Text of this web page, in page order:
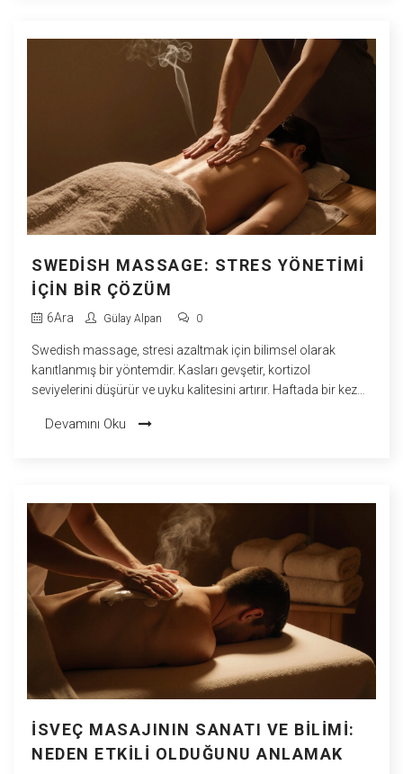
SWEDISH MASSAGE: STRES YÖNETIMI
İÇIN BIR ÇÖZÜM
6Ara Gülay Alpan 0
Swedish massage, stresi azaltmak için bilimsel olarak
kanıtlanmış bir yöntemdir. Kasları gevşetir, kortizol
seviyelerini düşürür ve uyku kalitesini artırır. Haftada bir kez
çevirebilir.
Devamını Oku
İSVEÇ MASAJININ SANATI VE BILIMI:
NEDEN ETKILI OLDUĞUNU ANLAMAK